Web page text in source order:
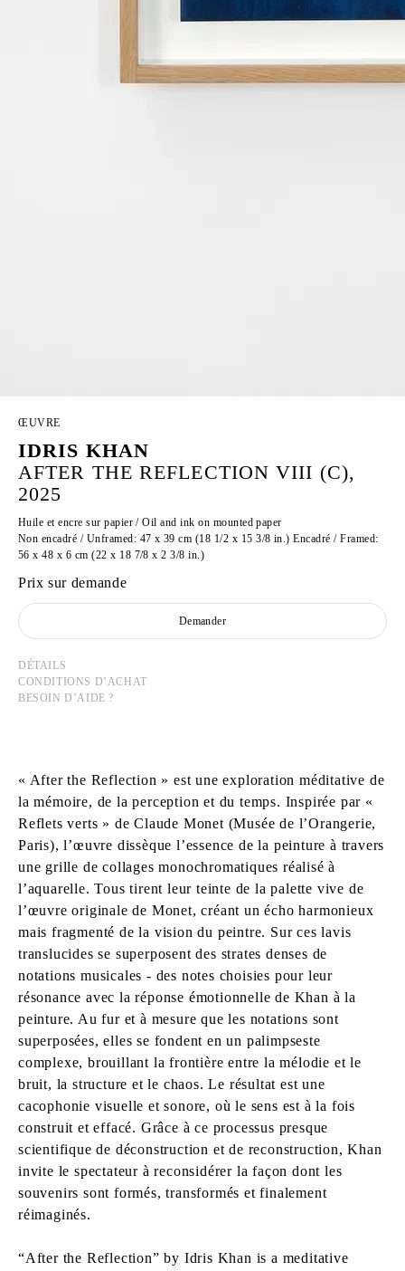
ŒUVRE
IDRIS KHAN
AFTER THE REFLECTION VIII (C),
2025
Huile et encre sur papier / Oil and ink on mounted paper
Non encadré / Unframed: 47 x 39 cm (18 1/2 x 15 3/8 in.) Encadré / Framed:
56 x 48 x 6 cm (22 x 18 7/8 x 2 3/8 in.)
Prix sur demande
Demander
DÉTAILS
CONDITIONS D’ACHAT
BESOIN D’AIDE ?
« After the Reflection » est une exploration méditative de
la mémoire, de la perception et du temps. Inspirée par «
Reflets verts » de Claude Monet (Musée de l’Orangerie,
Paris), l’œuvre dissèque l’essence de la peinture à travers
une grille de collages monochromatiques réalisé à
l’aquarelle. Tous tirent leur teinte de la palette vive de
l’œuvre originale de Monet, créant un écho harmonieux
mais fragmenté de la vision du peintre. Sur ces lavis
translucides se superposent des strates denses de
notations musicales - des notes choisies pour leur
résonance avec la réponse émotionnelle de Khan à la
peinture. Au fur et à mesure que les notations sont
superposées, elles se fondent en un palimpseste
complexe, brouillant la frontière entre la mélodie et le
bruit, la structure et le chaos. Le résultat est une
cacophonie visuelle et sonore, où le sens est à la fois
construit et effacé. Grâce à ce processus presque
scientifique de déconstruction et de reconstruction, Khan
invite le spectateur à reconsidérer la façon dont les
souvenirs sont formés, transformés et finalement
réimaginés.
“After the Reflection” by Idris Khan is a meditative